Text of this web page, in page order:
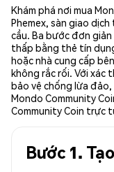
Khám phá nơi mua
Phemex, sàn giao
cầu. Ba bước đơn giản
thấp bằng thẻ tín
hoặc nhà cung cấp
không rắc rối. Với xác
bảo vệ chống lừa đảo,
Mondo Community
Community Coin trực
Bước 1.